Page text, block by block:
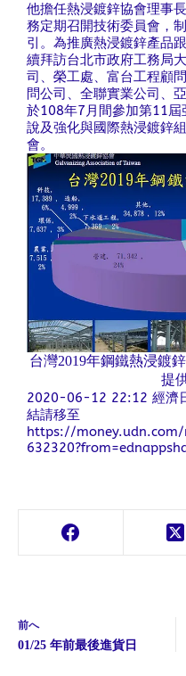
他擔任熱浸鍍鋅協會理事
務定期召開技術委員會，
引。為推廣熱浸鍍鋅產品
續拜訪台北市政府工務局
司、榮工處、富台工程顧
問公司、全聯實業公司、
於108年7月間參加第11屆
說及強化與國際熱浸鍍鋅
會。
台灣2019年鋼鐵熱浸鍍
提
2020-06-12 22:12 經濟
結請移至
https://
前へ
01/25 年前最後進貨日